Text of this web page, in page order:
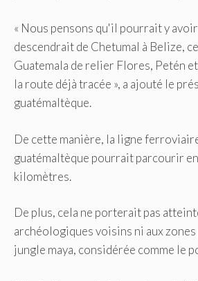
« Nous pensons qu'il pourrait y
descendrait de Chetumal à Belize,
Guatemala de relier Flores, Petén
la route déjà tracée », a ajouté le
guatémaltèque.
De cette manière, la ligne
guatémaltèque pourrait parcourir
kilomètres.
De plus, cela ne porterait pas
archéologiques voisins ni aux
jungle maya, considérée comme le